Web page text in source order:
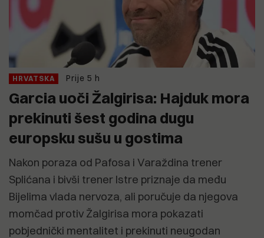
HRVATSKA Prije 5 h
Garcia uoči Žalgirisa: Hajduk mora
prekinuti šest godina dugu
europsku sušu u gostima
Nakon poraza od Pafosa i Varaždina trener
Splićana i bivši trener Istre priznaje da među
Bijelima vlada nervoza, ali poručuje da njegova
momčad protiv Žalgirisa mora pokazati
pobjednički mentalitet i prekinuti neugodan